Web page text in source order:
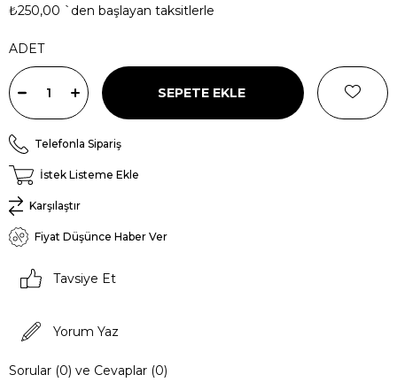
₺250,00 `den başlayan taksitlerle
ADET
Telefonla Sipariş
İstek Listeme Ekle
Karşılaştır
Fiyat Düşünce Haber Ver
Tavsiye Et
Yorum Yaz
Sorular (0) ve Cevaplar (0)